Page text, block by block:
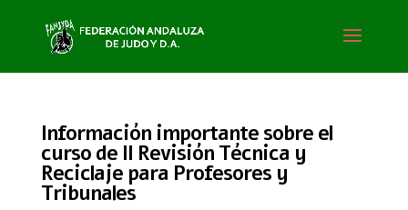
Información importante sobre el
curso de II Revisión Técnica y
Reciclaje para Profesores y
Tribunales